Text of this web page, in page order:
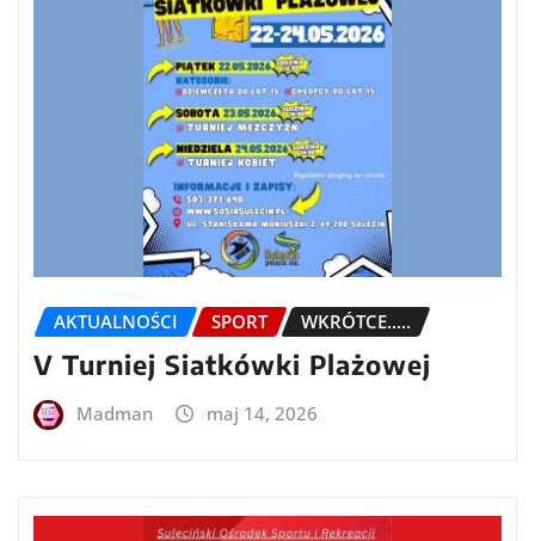
AKTUALNOŚCI SPORT WKRÓTCE.....
V Turniej Siatkówki Plażowej
Madman maj 14, 2026